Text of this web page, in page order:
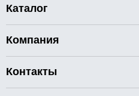
Каталог
Компания
Контакты